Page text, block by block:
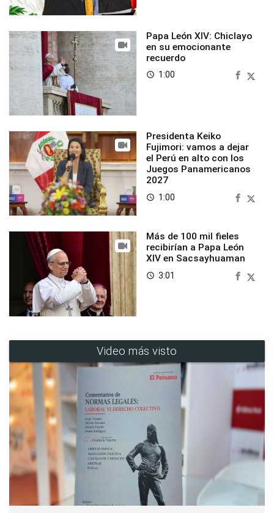
Papa León XIV: Chiclayo
en su emocionante
recuerdo
access_time 1:00
Presidenta Keiko
Fujimori: vamos a dejar
el Perú en alto con los
Juegos Panamericanos
2027
access_time 1:00
Más de 100 mil fieles
recibirían a Papa León
XIV en Sacsayhuaman
access_time 3:01
Video más visto